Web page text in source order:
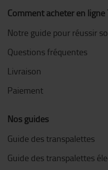
Comment acheter en ligne
Notre guide pour réussir
Questions fréquentes
Livraison
Paiement
Nos guides
Guide des transpalettes
Guide des transpalettes